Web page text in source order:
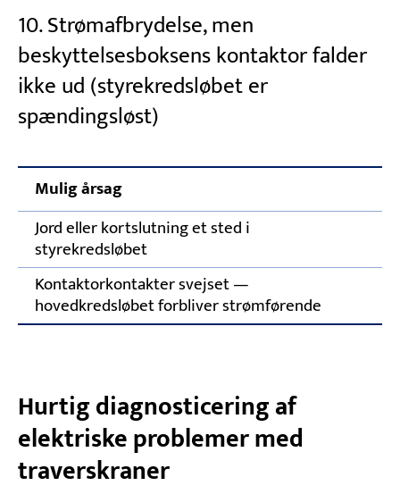
10. Strømafbrydelse, men
beskyttelsesboksens kontaktor falder
ikke ud (styrekredsløbet er
spændingsløst)
Mulig årsag
Jord eller kortslutning et sted i
styrekredsløbet
Kontaktorkontakter svejset —
hovedkredsløbet forbliver strømførende
Hurtig diagnosticering af
elektriske problemer med
traverskraner